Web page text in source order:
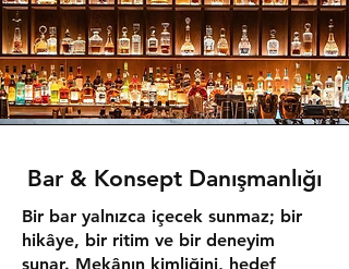
Bar & Konsept Danışmanlığı
Bir bar yalnızca içecek sunmaz; bir
hikâye, bir ritim ve bir deneyim
sunar. Mekânın kimliğini, hedef